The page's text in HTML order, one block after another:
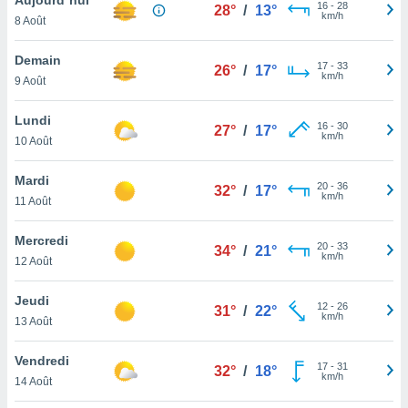
et
»,
au
vous
qu'ils
ou
le
ainsi
un
la
du
8 Août
28° / 13° 16- 28
km/h
Demain
9 Août
26° / 17° 17- 33
km/h
Lundi
10 Août
27° / 17° 16- 30
km/h
Mardi
11 Août
32° / 17° 20- 36
km/h
Mercredi
12 Août
34° / 21° 20- 33
km/h
Jeudi
13 Août
31° / 22° 12- 26
km/h
Vendredi
14 Août
32° / 18° 17- 31
km/h